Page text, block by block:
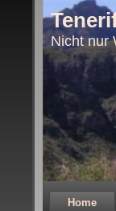
Nicht nur
Home